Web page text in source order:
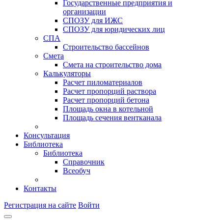
Государственные предприятия и
организации
СПОЗУ для ИЖС
СПОЗУ для юридических лиц
СПА
Строительство бассейнов
Смета
Смета на строительство дома
Калькуляторы
Расчет пиломатериалов
Расчет пропорций раствора
Расчет пропорций бетона
Площадь окна в котельной
Площадь сечения вентканала
Консультация
Библиотека
Библиотека
Справочник
Всеобуч
Контакты
Регистрация на сайте Войти